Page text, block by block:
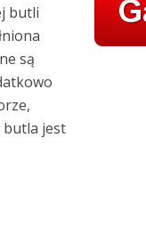
butli
są
butla jest